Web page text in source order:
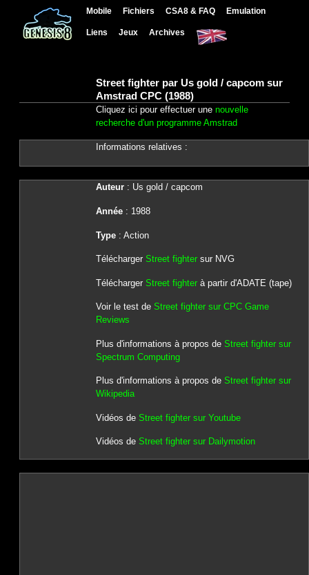
Mobile Fichiers CSA8 & FAQ Emulation
Liens Jeux Archives
Street fighter par Us gold / capcom sur
Amstrad CPC (1988)
Cliquez ici pour effectuer une nouvelle
recherche d'un programme Amstrad
Informations relatives :
Auteur: Us gold / capcom
Année: 1988
Type: Action
Télécharger Street fightersur NVG
Télécharger Street fighterà partir d'ADATE (tape)
Voir le test de Street fighter sur CPC Game
Reviews
Plus d'informations à propos de Street fighter sur
Spectrum Computing
Plus d'informations à propos de Street fighter sur
Wikipedia
Vidéos de Street fighter sur Youtube
Vidéos de Street fighter sur Dailymotion